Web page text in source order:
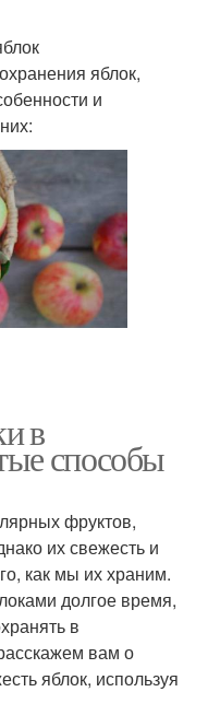
яблок,
и
в
способы
фруктов,
их свежесть и
как мы их храним.
долгое время,
в
вам о
яблок, используя